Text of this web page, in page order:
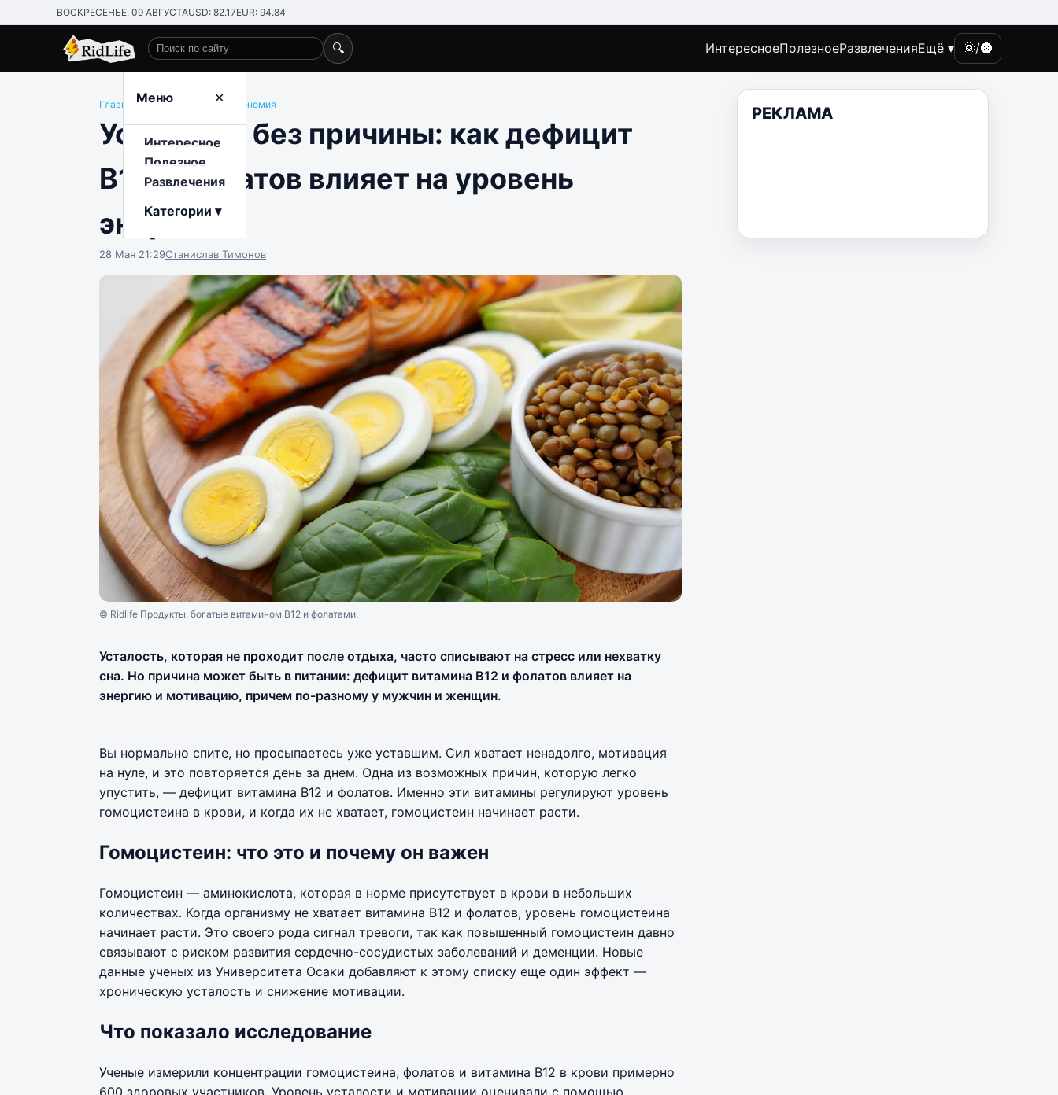
ВОСКРЕСЕНЬЕ, 09 АВГУСТАUSD: 82.17EUR: 94.84
Поиск по сайту
🔍 ИнтересноеПолезноеРазвлеченияЕщё ▾ 🌞/🌚
Меню ✕
Интересное
Полезное
Развлечения
Категории ▾
Главная/Полезное Еда и гастрономия
Усталость без причины: как дефицит
B12 и фолатов влияет на уровень
энергии
28 Мая 21:29Станислав Тимонов
© Ridlife Продукты, богатые витамином B12 и фолатами.
Усталость, которая не проходит после отдыха, часто списывают на стресс или нехватку
сна. Но причина может быть в питании: дефицит витамина B12 и фолатов влияет на
энергию и мотивацию, причем по-разному у мужчин и женщин.
Вы нормально спите, но просыпаетесь уже уставшим. Сил хватает ненадолго, мотивация
на нуле, и это повторяется день за днем. Одна из возможных причин, которую легко
упустить, — дефицит витамина B12 и фолатов. Именно эти витамины регулируют уровень
гомоцистеина в крови, и когда их не хватает, гомоцистеин начинает расти.
Гомоцистеин: что это и почему он важен
Гомоцистеин — аминокислота, которая в норме присутствует в крови в небольших
количествах. Когда организму не хватает витамина B12 и фолатов, уровень гомоцистеина
начинает расти. Это своего рода сигнал тревоги, так как повышенный гомоцистеин давно
связывают с риском развития сердечно-сосудистых заболеваний и деменции. Новые
данные ученых из Университета Осаки добавляют к этому списку еще один эффект —
хроническую усталость и снижение мотивации.
Что показало исследование
Ученые измерили концентрации гомоцистеина, фолатов и витамина B12 в крови примерно
600 здоровых участников. Уровень усталости и мотивации оценивали с помощью
РЕКЛАМА